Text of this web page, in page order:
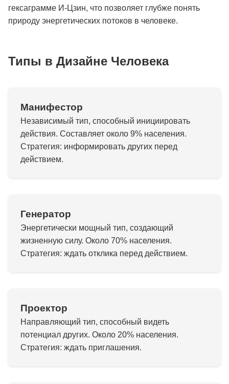
гексаграмме И-Цзин, что позволяет глубже понять
природу энергетических потоков в человеке.
Типы в Дизайне Человека
Манифестор
Независимый тип, способный инициировать
действия. Составляет около 9% населения.
Стратегия: информировать других перед
действием.
Генератор
Энергетически мощный тип, создающий
жизненную силу. Около 70% населения.
Стратегия: ждать отклика перед действием.
Проектор
Направляющий тип, способный видеть
потенциал других. Около 20% населения.
Стратегия: ждать приглашения.